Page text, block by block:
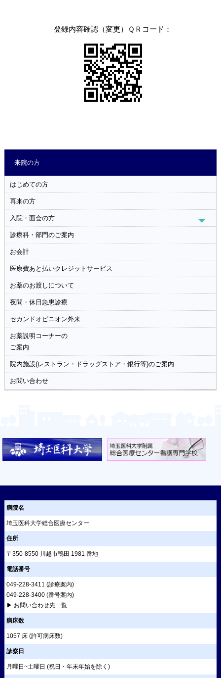
登録内容確認（変更）ＱＲコード：
来院の方
はじめての方
再来の方
入院・面会の方
入院
退院
お願い
診療科・部門のご案内
お会計
医療費あと払いクレジットサービス
お薬のお渡しについて
夜間・休日急患診療
セカンドオピニオン外来
お薬説明コーナーの
ご案内
院内施設(レストラン・ドラッグストア・銀行等)のご案内
お問い合わせ
病院名
埼玉医科大学総合医療センター
住所
〒350-8550 川越市鴨田 1981 番地
電話番号
049-228-3411 (診療案内)
049-228-3400(番号案内)
▶ お問い合わせ先一覧
病床数
1057 床 (許可病床数)
診察日
月曜日~土曜日 (祝日・年末年始を除く)